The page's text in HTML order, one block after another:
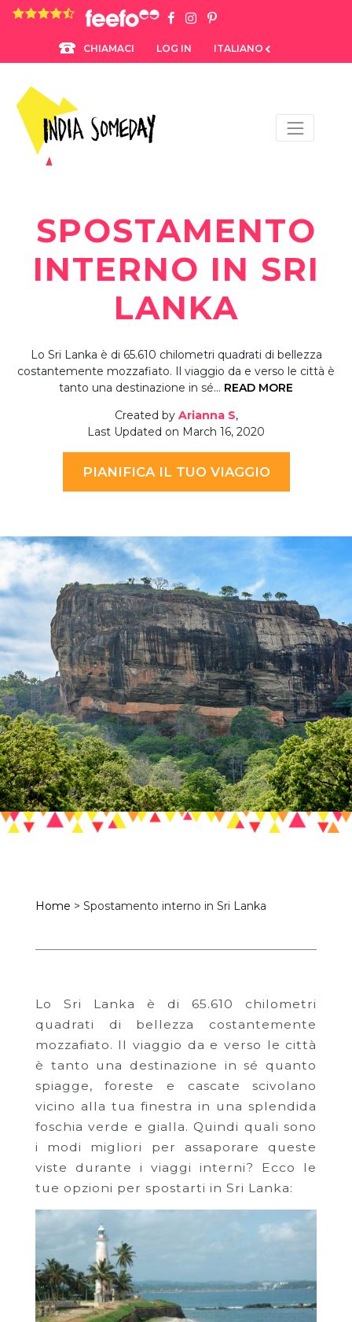
4.8 rating based on 1,234 ratings
CHIAMACI LOG IN ITALIANO
SPOSTAMENTO
INTERNO IN SRI
LANKA
Lo Sri Lanka è di 65.610 chilometri quadrati di bellezza
costantemente mozzafiato. Il viaggio da e verso le città è
tanto una destinazione in sé… READ MORE
Created by Arianna S,
Last Updated on March 16, 2020
PIANIFICA IL TUO VIAGGIO
Home > Spostamento interno in Sri Lanka
Lo Sri Lanka è di 65.610 chilometri
quadrati di bellezza costantemente
mozzafiato. Il viaggio da e verso le città
è tanto una destinazione in sé quanto
spiagge, foreste e cascate scivolano
vicino alla tua finestra in una splendida
foschia verde e gialla. Quindi quali sono
i modi migliori per assaporare queste
viste durante i viaggi interni? Ecco le
tue opzioni per spostarti in Sri Lanka: